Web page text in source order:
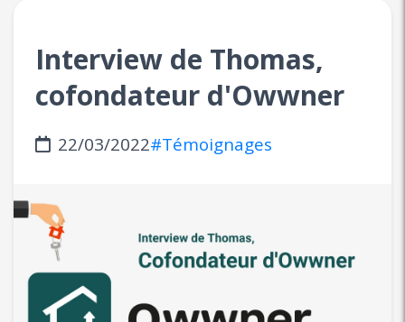
Interview de Thomas,
cofondateur d'Owwner
22/03/2022#Témoignages